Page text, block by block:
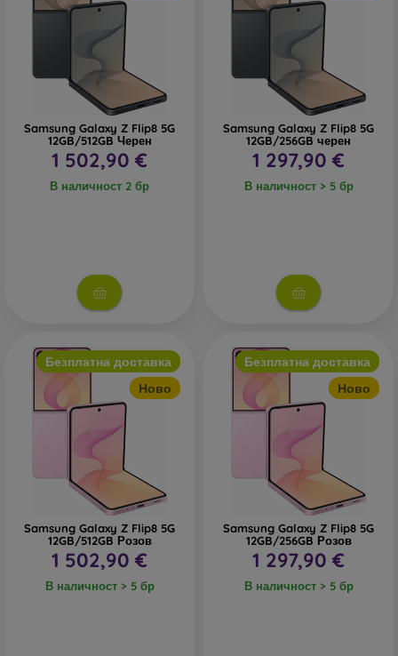
Samsung Galaxy Z Flip8 5G
12GB/512GB Черен
1 502,90 €
В наличност 2 бр
Samsung Galaxy Z Flip8 5G
12GB/256GB черен
1 297,90 €
В наличност > 5 бр
Безплатна доставка
Ново
Samsung Galaxy Z Flip8 5G
12GB/512GB Розов
1 502,90 €
В наличност > 5 бр
Безплатна доставка
Ново
Samsung Galaxy Z Flip8 5G
12GB/256GB Розов
1 297,90 €
В наличност > 5 бр